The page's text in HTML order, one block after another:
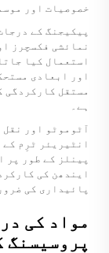
خصوصیات اور
نمائشی فکسچرز
استعمال کیا
اور ابعادی
مستقل کارکردگی
ہے۔
انٹیریئر ٹرِم
پینلز کے طور پر
ایندھن کی
پائیداری کی
مواد کی
پروسیسنگ